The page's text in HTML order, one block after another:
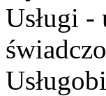
Usługi -